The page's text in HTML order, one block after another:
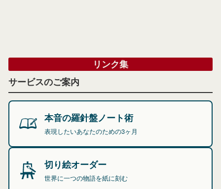
リンク集
サービスのご案内
本音の羅針盤ノート術
表現したいあなたのための3ヶ月
切り絵オーダー
世界に一つの物語を紙に刻む